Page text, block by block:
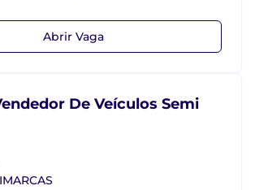
Abrir Vaga
De Veículos Semi